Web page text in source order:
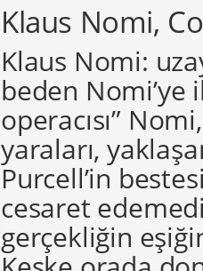
Klaus Nomi,
Klaus Nomi:
beden Nomi’ye
operacısı”
yaraları,
Purcell’in
cesaret
gerçekliğin